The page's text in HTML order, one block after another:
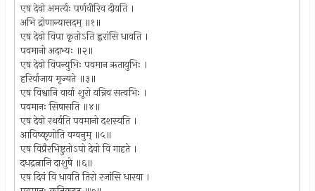
एष देवो अमर्त्यः पर्णवीरिव दीयति ।
अभि द्रोणान्यासदम् ॥१॥
एष देवो विपा कृतोऽति ह्वरांसि धावति ।
पवमानो अदाभ्यः ॥२॥
एष देवो विपन्युभिः पवमान ऋतायुभिः ।
हरिर्वाजाय मृज्यते ॥३॥
एष विश्वानि वार्या शूरो यन्निव सत्वभिः ।
पवमानः सिषासति ॥४॥
एष देवो रथर्यति पवमानो दशस्यति ।
आविष्कृणोति वग्वनुम् ॥५॥
एष विप्रैरभिष्टुतोऽपो देवो वि गाहते ।
दधद्रत्नानि दाशुषे ॥६॥
एष दिवं वि धावति तिरो रजांसि धारया ।